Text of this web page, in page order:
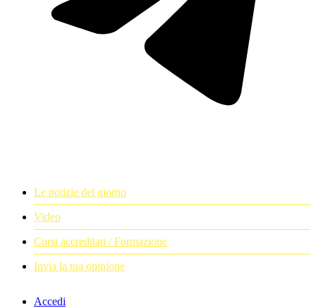
Le notizie del giorno
Video
Corsi accreditati / Formazione
Invia la tua opinione
Accedi